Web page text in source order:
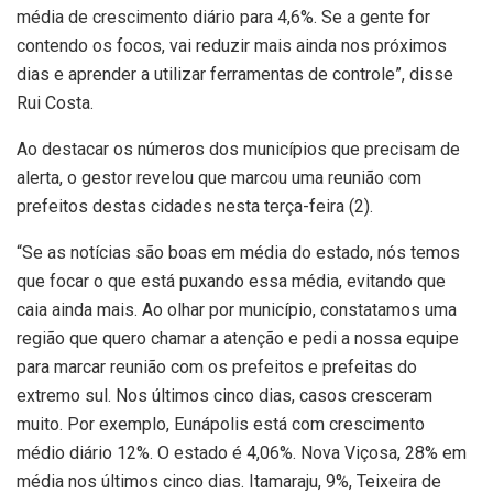
média de crescimento diário para 4,6%. Se a gente for
contendo os focos, vai reduzir mais ainda nos próximos
dias e aprender a utilizar ferramentas de controle”, disse
Rui Costa.
Ao destacar os números dos municípios que precisam de
alerta, o gestor revelou que marcou uma reunião com
prefeitos destas cidades nesta terça-feira (2).
“Se as notícias são boas em média do estado, nós temos
que focar o que está puxando essa média, evitando que
caia ainda mais. Ao olhar por município, constatamos uma
região que quero chamar a atenção e pedi a nossa equipe
para marcar reunião com os prefeitos e prefeitas do
extremo sul. Nos últimos cinco dias, casos cresceram
muito. Por exemplo, Eunápolis está com crescimento
médio diário 12%. O estado é 4,06%. Nova Viçosa, 28% em
média nos últimos cinco dias. Itamaraju, 9%, Teixeira de